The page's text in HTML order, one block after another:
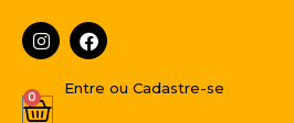
Entre ou Cadastre-se
0